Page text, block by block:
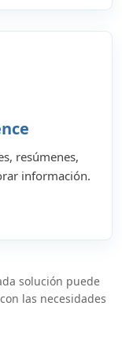
resúmenes,
información.
solución puede
las necesidades